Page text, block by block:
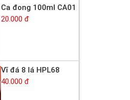
Ca đong 100ml CA01
20.000 đ
Vĩ đá 8 lá HPL68
40.000 đ